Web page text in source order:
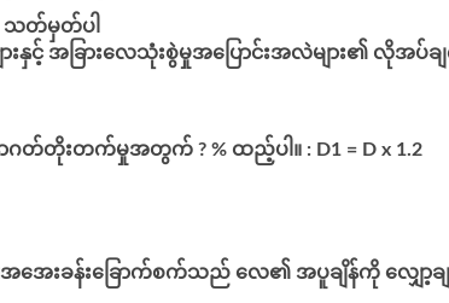
သတ်မှတ်ပါ
းနှင့် အခြားလေသုံးစွဲမှုအပြောင်းအလဲများ၏ လိုအပ်ချ
ဂတ်တိုးတက်မှုအတွက် ? % ထည့်ပါ။ : D1 = D x 1.2
းခန်းခြောက်စက်သည် လေ၏ အပူချိန်ကို လျှော့ချ